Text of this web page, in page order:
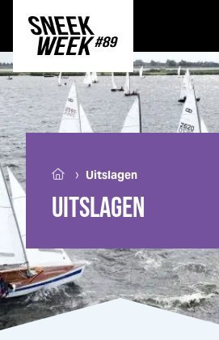
UITSLAGEN
› Uitslagen